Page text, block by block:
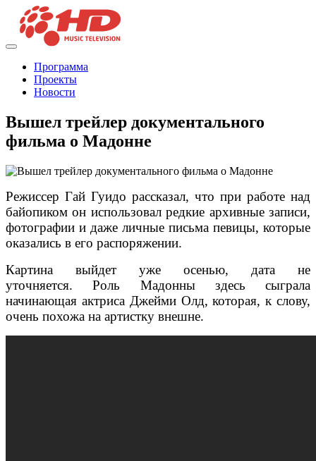
Программа
Проекты
Новости
Вышел трейлер документального
фильма о Мадонне
Режиссер Гай Гуидо рассказал, что при работе над
байопиком он использовал редкие архивные записи,
фотографии и даже личные письма певицы, которые
оказались в его распоряжении.
Картина выйдет уже осенью, дата не
уточняется. Роль Мадонны здесь сыграла
начинающая актриса Джейми Олд, которая, к слову,
очень похожа на артистку внешне.